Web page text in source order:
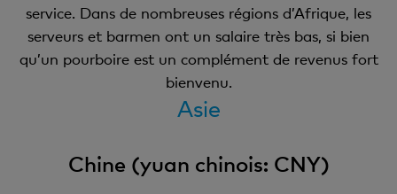
service. Dans de nombreuses régions d’Afrique, les
serveurs et barmen ont un salaire très bas, si bien
qu’un pourboire est un complément de revenus fort
bienvenu.
Asie
Chine (yuan chinois: CNY)